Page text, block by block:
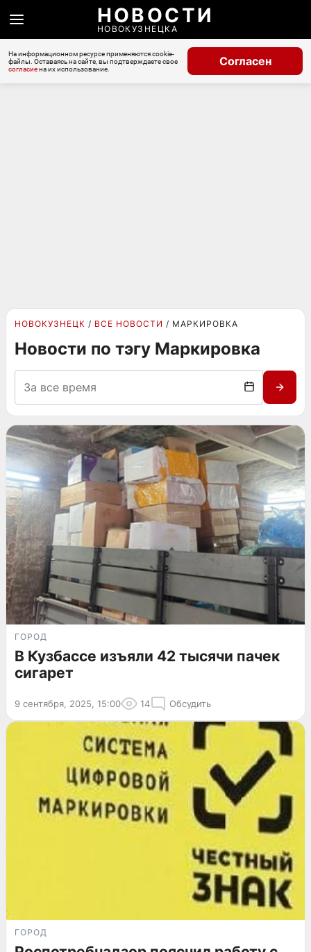
НОВОСТИ
НОВОКУЗНЕЦКА
На информационном ресурсе применяются cookie-
файлы. Оставаясь на сайте, вы подтверждаете свое
согласиена их использование.
Согласен
НОВОКУЗНЕЦК ВСЕ НОВОСТИ МАРКИРОВКА
Новости по тэгу Маркировка
ГОРОД
В Кузбассе изъяли 42 тысячи пачек
сигарет
9 сентября, 2025, 15:00 14 Обсудить
ГОРОД